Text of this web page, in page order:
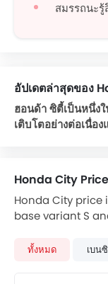
สมรรถนะ
อัปเดตล่าสุดของ
ฮอนด้า ซิตี้เป็นหนึ่ง
เติบโตอย่างต่อเนื่อ
ไฟหน้าขนาดใหญ่
ล้ออัลลอยด์ที่มีสไตล์
เด่น มีให้เลือกทั้งห
บาท ไปจนถึง 739,
เลือกการส่งกำลังส
Honda City
Honda City price
base variant S
price for
ทั้งหมด เบน